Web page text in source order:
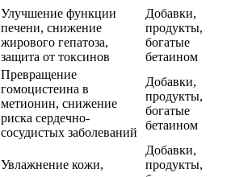
Улучшение функции
печени, снижение
жирового гепатоза,
защита от токсинов
Добавки,
продукты,
богатые
бетаином
Превращение
гомоцистеина в
метионин, снижение
риска сердечно-
сосудистых заболеваний
Добавки,
продукты,
богатые
бетаином
Увлажнение кожи,
Добавки,
продукты,